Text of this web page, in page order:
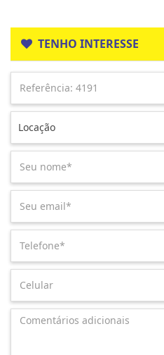
TENHO INTERESSE
Locação